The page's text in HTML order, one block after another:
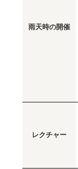
雨天時の開催
レクチャー